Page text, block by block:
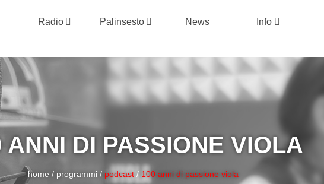
Radio Palinsesto News Info
ANNI DI PASSIONE VIOLA
home / programmi/ podcast/ 100 anni di passione viola